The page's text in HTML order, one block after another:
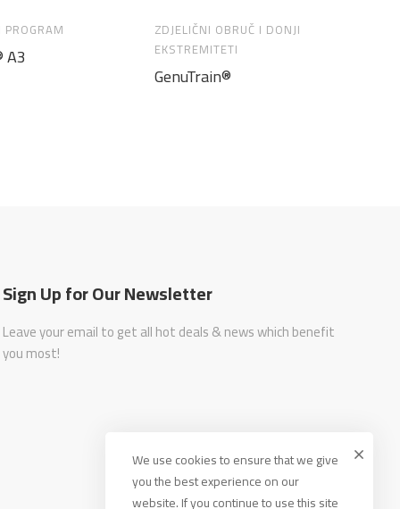
A3
ZDJELIČNI OBRUČ I DONJI
EKSTREMITETI
GenuTrain®
Sign Up for Our Newsletter
Leave your email to get all hot deals & news which benefit
you most!
We use cookies to ensure that we give
you the best experience on our
website. If you continue to use this site